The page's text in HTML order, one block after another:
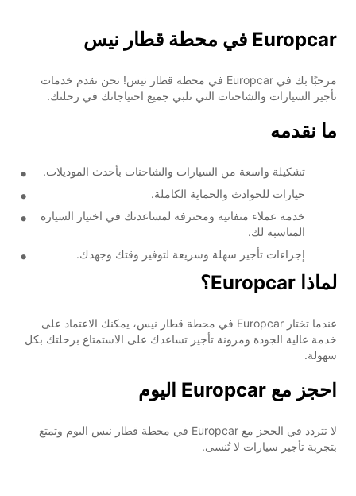
Europcar في محطة قطار نيس
مرحبًا بك في Europcar في محطة قطار نيس! نحن نقدم خدمات
تأجير السيارات والشاحنات التي تلبي جميع احتياجاتك في رحلتك.
ما نقدمه
تشكيلة واسعة من السيارات والشاحنات بأحدث الموديلات.
خيارات للحوادث والحماية الكاملة.
خدمة عملاء متفانية ومحترفة لمساعدتك في اختيار السيارة
المناسبة لك.
إجراءات تأجير سهلة وسريعة لتوفير وقتك وجهدك.
لماذا Europcar؟
عندما تختار Europcar في محطة قطار نيس، يمكنك الاعتماد على
خدمة عالية الجودة ومرونة تأجير تساعدك على الاستمتاع برحلتك بكل
سهولة.
احجز مع Europcar اليوم
لا تتردد في الحجز مع Europcar في محطة قطار نيس اليوم وتمتع
بتجربة تأجير سيارات لا تُنسى.